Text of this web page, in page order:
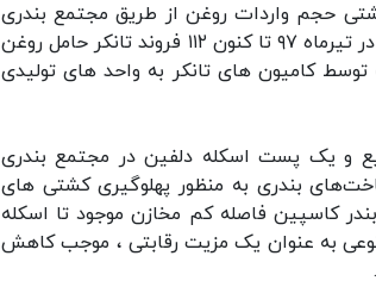
کشتی حجم واردات روغن از طریق مجتمع بندری
کاسپین از مرز ۵۵۷ هزار تن عبور کرد، افزود: از ابتدای فعالیت بندر کاسپین در تیرماه ۹۷ تا کنون ۱۱۲ فروند تانکر حامل روغن
کامیون های تانکر به واحد های تولیدی
مخازن فله مایع و یک پست اسکله دلفین در مجتمع بندری
بندری به منظور پهلوگیری کشتی های
کاسپین فاصله کم مخازن موجود تا اسکله
به عنوان یک مزیت رقابتی ، موجب کاهش